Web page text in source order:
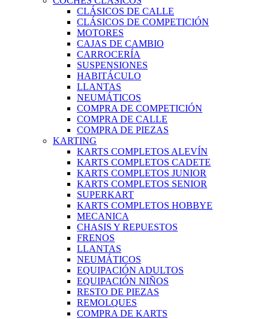
CLÁSICOS DE CALLE
CLÁSICOS DE COMPETICIÓN
MOTORES
CAJAS DE CAMBIO
CARROCERÍA
SUSPENSIONES
HABITÁCULO
LLANTAS
NEUMÁTICOS
COMPRA DE COMPETICIÓN
COMPRA DE CALLE
COMPRA DE PIEZAS
KARTING
KARTS COMPLETOS ALEVÍN
KARTS COMPLETOS CADETE
KARTS COMPLETOS JUNIOR
KARTS COMPLETOS SENIOR
SUPERKART
KARTS COMPLETOS HOBBYE
MECANICA
CHASIS Y REPUESTOS
FRENOS
LLANTAS
NEUMÁTICOS
EQUIPACIÓN ADULTOS
EQUIPACIÓN NIÑOS
RESTO DE PIEZAS
REMOLQUES
COMPRA DE KARTS